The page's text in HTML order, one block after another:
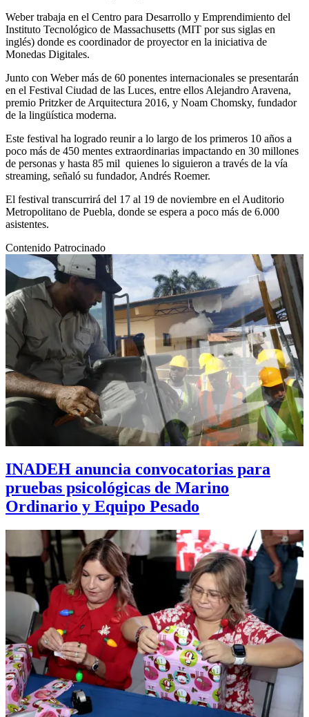
Weber trabaja en el Centro para Desarrollo y Emprendimiento del
Instituto Tecnológico de Massachusetts (MIT por sus siglas en
inglés) donde es coordinador de proyector en la iniciativa de
Monedas Digitales.
Junto con Weber más de 60 ponentes internacionales se presentarán
en el Festival Ciudad de las Luces, entre ellos Alejandro Aravena,
premio Pritzker de Arquitectura 2016, y Noam Chomsky, fundador
de la lingüística moderna.
Este festival ha logrado reunir a lo largo de los primeros 10 años a
poco más de 450 mentes extraordinarias impactando en 30 millones
de personas y hasta 85 mil quienes lo siguieron a través de la vía
streaming, señaló su fundador, Andrés Roemer.
El festival transcurrirá del 17 al 19 de noviembre en el Auditorio
Metropolitano de Puebla, donde se espera a poco más de 6.000
asistentes.
Contenido Patrocinado
INADEH anuncia convocatorias para
pruebas psicológicas de Marino
Ordinario y Equipo Pesado